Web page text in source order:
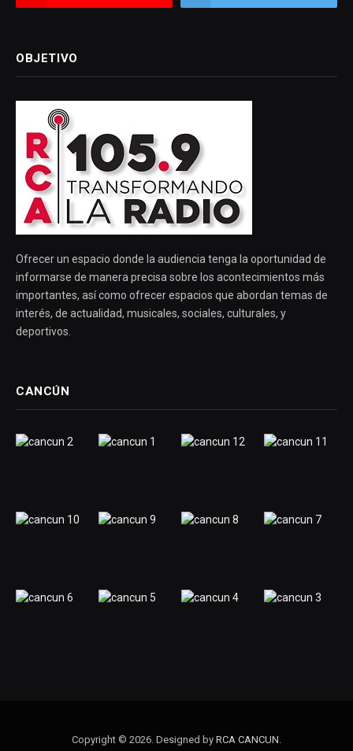
OBJETIVO
Ofrecer un espacio donde la audiencia tenga la oportunidad de
informarse de manera precisa sobre los acontecimientos más
importantes, así como ofrecer espacios que abordan temas de
interés, de actualidad, musicales, sociales, culturales, y
deportivos.
CANCÚN
Copyright © 2026. Designed by RCA CANCUN